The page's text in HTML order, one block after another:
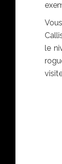
le